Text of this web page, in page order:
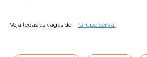
Veja todas as vagas de: Grupo Serval